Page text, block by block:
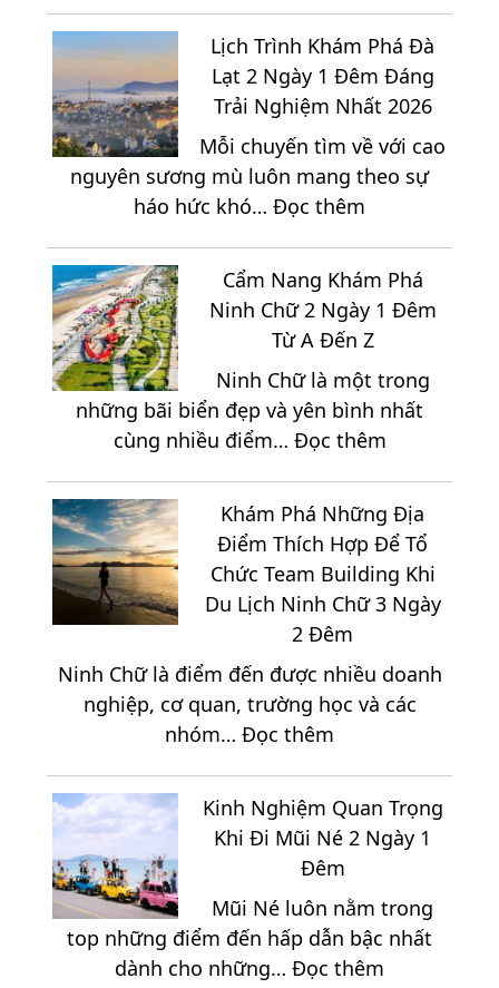
Ý
Địa
Điểm
Lưu
Trú
Phù
Khi
Du
Lịch
2
Ngày
1
Đêm
Lịch Trình Khám Phá Đà
Lạt 2 Ngày 1 Đêm Đáng
Trải Nghiệm Nhất 2026
Mỗi chuyến tìm về với cao
nguyên sương mù luôn mang theo sự
háo hức khó… Đọc thêm
Trình
Khám
Phá
Đà
Lạt
2
Ngày
1
Đêm
Đáng
Trải
Nghiệm
Cẩm Nang Khám Phá
Ninh Chữ 2 Ngày 1 Đêm
Từ A Đến Z
Ninh Chữ là một trong
những bãi biển đẹp và yên bình nhất
cùng nhiều điểm… Đọc thêm:
Nang
Khám
Phá
Ninh
Chữ
Ngày
1
Từ
A
Đến
Khám Phá Những Địa
Điểm Thích Hợp Để Tổ
Chức Team Building Khi
Du Lịch Ninh Chữ 3 Ngày
2 Đêm
Ninh Chữ là điểm đến được nhiều doanh
nghiệp, cơ quan, trường học và các
nhóm… Đọc thêm
Những
Địa
Điểm
Thích
Hợp
Để
Kinh Nghiệm Quan Trọng
Khi Đi Mũi Né 2 Ngày 1
Đêm
Mũi Né luôn nằm trong
top những điểm đến hấp dẫn bậc nhất
dành cho những… Đọc thêm